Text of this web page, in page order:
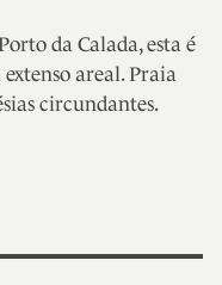
da Calada, esta é
areal. Praia
circundantes.